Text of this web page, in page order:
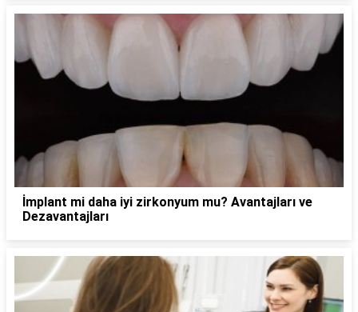
İmplant mi daha iyi zirkonyum mu? Avantajları ve
Dezavantajları